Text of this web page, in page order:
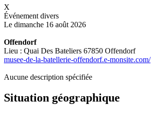
X
Événement divers
Le dimanche 16 août 2026
Offendorf
Lieu : Quai Des Bateliers 67850 Offendorf
musee-de-la-batellerie-offendorf.e-monsite.com/
Aucune description spécifiée
Situation géographique